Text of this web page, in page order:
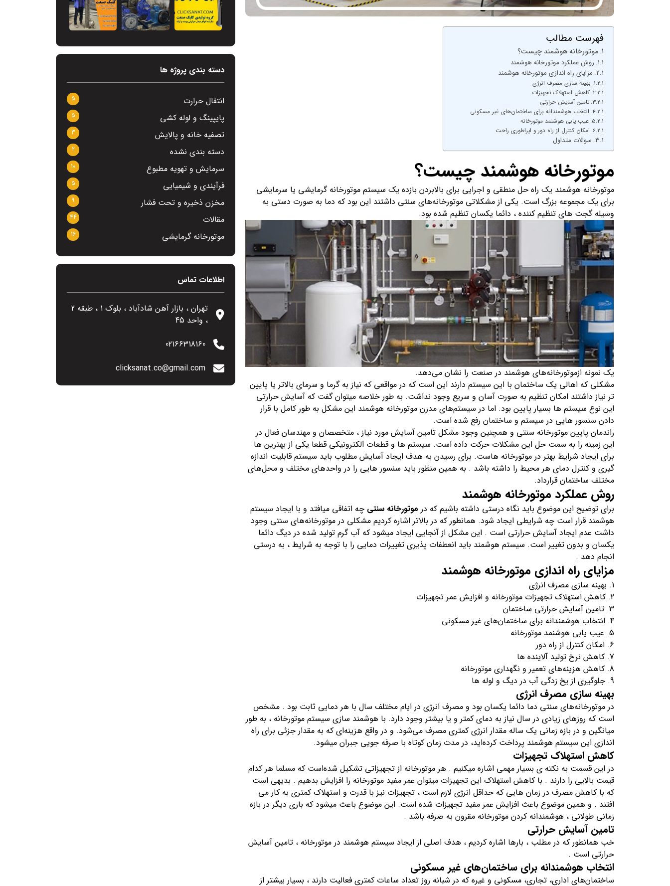
فهرست مطالب
موتورخانه هوشمند چیست؟
روش عملکرد موتورخانه هوشمند
مزایای راه اندازی موتورخانه هوشمند
بهینه سازی مصرف انرژی
کاهش استهلاک تجهیزات
تامین آسایش حرارتی
انتخاب هوشمندانه برای ساختمان‌های غیر مسکونی
عیب یابی هوشنمد موتورخانه
امکان کنترل از راه دور و اپراطوری راحت
سوالات متداول
موتورخانه هوشمند چیست؟
موتورخانه هوشمند یک راه حل منطقی و اجرایی برای بالابردن بازده یک سیستم موتورخانه گرمایشی یا سرمایشی
برای یک مجموعه بزرگ است. یکی از مشکلاتی موتورخانه‌های سنتی داشتند این بود که دما به صورت دستی به
وسیله گجت های تنظیم کننده ، دائما یکسان تنظیم شده بود.
یک نمونه ازموتورخانه‌های هوشمند در صنعت را نشان می‌دهد.
مشکلی که اهالی یک ساختمان با این سیستم دارند این است که در مواقعی که نیاز به گرما و سرمای بالاتر یا پایین
تر نیاز داشتند امکان تنظیم به صورت آسان و سریع وجود نداشت. به طور خلاصه میتوان گفت که آسایش حرارتی
این نوع سیستم ها بسیار پایین بود. اما در سیستم‌های مدرن موتورخانه هوشمند این مشکل به طور کامل با قرار
دادن سنسور هایی در سیستم و ساختمان رفع شده است.
راندمان پایین موتورخانه سنتی و همچنین وجود مشکل تامین آسایش مورد نیاز ، متخصصان و مهندسان فعال در
این زمینه را به سمت حل این مشکلات حرکت داده است. سیستم ها و قطعات الکترونیکی قطعا یکی از بهترین ها
برای ایجاد شرایط بهتر در موتورخانه هاست. برای رسیدن به هدف ایجاد آسایش مطلوب باید سیستم قابلیت اندازه
گیری و کنترل دمای هر محیط را داشته باشد . به همین منظور باید سنسور هایی را در واحدهای مختلف و محل‌های
مختلف ساختمان قرارداد.
روش عملکرد موتورخانه هوشمند
برای توضیح این موضوع باید نگاه درستی داشته باشیم که در موتورخانه سنتی چه اتفاقی میافتد و با ایجاد سیستم
هوشمند قرار است چه شرایطی ایجاد شود. همانطور که در بالاتر اشاره کردیم مشکلی در موتورخانه‌های سنتی وجود
داشت عدم ایجاد آسایش حرارتی است . این مشکل از آنجایی ایجاد میشود که آب گرم تولید شده در دیگ دائما
یکسان و بدون تغییر است. سیستم هوشمند باید انعطفات پذیری تغییرات دمایی را با توجه به شرایط ، به درستی
انجام دهد .
مزایای راه اندازی موتورخانه هوشمند
بهینه سازی مصرف انرژی
کاهش استهلاک تجهیزات موتورخانه و افزایش عمر تجهیزات
تامین آسایش حرارتی ساختمان
انتخاب هوشمندانه برای ساختمان‌های غیر مسکونی
عیب یابی هوشنمد موتورخانه
امکان کنترل از راه دور
کاهش نرخ تولید آلاینده ها
کاهش هزینه‌های تعمیر و نگهداری موتورخانه
جلوگیری از یخ زدگی آب در دیگ و لوله ها
بهینه سازی مصرف انرژی
در موتورخانه‌های سنتی دما دائما یکسان بود و مصرف انرژی در ایام مختلف سال با هر دمایی ثابت بود . مشخص
است که روزهای زیادی در سال نیاز به دمای کمتر و یا بیشتر وجود دارد. با هوشمند سازی سیستم موتورخانه ، به طور
میانگین و در بازه زمانی یک ساله مقدار انرژی کمتری مصرف می‌شود. و در واقع هزینه‌ای که به مقدار جزئی برای راه
اندازی این سیستم هوشمند پرداخت کرده‌اید، در مدت زمان کوتاه با صرفه جویی جبران میشود.
کاهش استهلاک تجهیزات
در این قسمت به نکته ی بسیار مهمی اشاره میکنیم . هر موتورخانه از تجهیزاتی تشکیل شده‌است که مسلما هر کدام
قیمت بالایی را دارند . با کاهش استهلاک این تجهیزات میتوان عمر مفید موتورخانه را افزایش بدهیم . بدیهی است
که با کاهش مصرف در زمان هایی که حداقل انرژی لازم است ، تجهیزات نیز با قدرت و استهلاک کمتری به کار می
افتند . و همین موضوع باعث افزایش عمر مفید تجهیزات شده است. این موضوع باعث میشود که باری دیگر در بازه
زمانی طولانی ، هوشمندانه کردن موتورخانه مقرون به صرفه باشد .
تامین آسایش حرارتی
خب همانطور که در مطلب ، بارها اشاره کردیم ، هدف اصلی از ایجاد سیستم هوشمند در موتورخانه ، تامین آسایش
حرارتی است .
انتخاب هوشمندانه برای ساختمان‌های غیر مسکونی
ساختمان‌های اداری، تجاری، مسکونی و غیره که در شبانه روز تعداد ساعات کمتری فعالیت دارند ، بسیار بیشتر از
دسته بندی پروژه ها
انتقال حرارت 5
پایپینگ و لوله کشی 5
تصفیه خانه و پالایش 3
دسته بندی نشده 2
سرمایش و تهویه مطبوع 10
فرآیندی و شیمیایی 5
مخزن ذخیره و تحت فشار 9
مقالات 44
موتورخانه گرمایشی 16
اطلاعات تماس
تهران ، بازار آهن شادآباد ، بلوک 1 ، طبقه 2
، واحد 45
02166318160
clicksanat.co@gmail.com